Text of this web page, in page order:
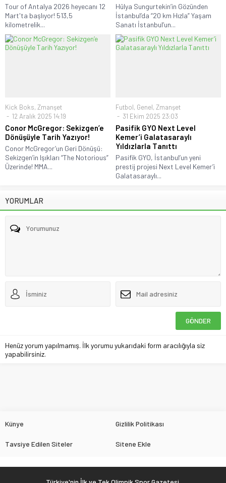
Tour of Antalya 2026 heyecanı 12
Mart'ta başlıyor! 513,5
kilometrelik...
Hülya Sungurtekin’in Gözünden
İstanbul’da “20 km Hızla” Yaşam
Sanatı İstanbul’un...
Kick Boks, Zmanşet
12 Aralık 2025 14:19
Conor McGregor: Sekizgen’e
Dönüşüyle Tarih Yazıyor!
Conor McGregor’un Geri Dönüşü:
Sekizgen’in Işıkları “The Notorious”
Üzerinde! MMA...
Futbol, Genel, Zmanşet
31 Ekim 2025 23:03
Pasifik GYO Next Level
Kemer’i Galatasaraylı
Yıldızlarla Tanıttı
Pasifik GYO, İstanbul’un yeni
prestij projesi Next Level Kemer’i
Galatasaraylı...
YORUMLAR
Henüz yorum yapılmamış. İlk yorumu yukarıdaki form aracılığıyla siz
yapabilirsiniz.
Künye Gizlilik Politikası
Tavsiye Edilen Siteler Sitene Ekle